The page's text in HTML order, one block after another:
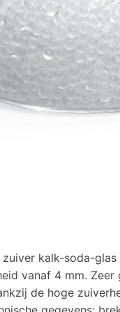
zuiver kalk-soda-
vanaf 4 mm.
de hoge